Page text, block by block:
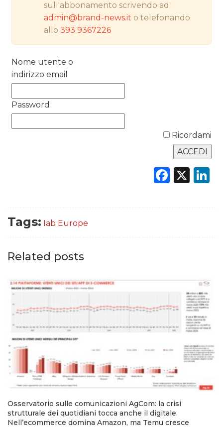
NORMATIVE
CASE HISTORY
OPINIONI
sull'abbonamento scrivendo ad
admin@brand-news.it o telefonando
allo393 9367226
Nome utente o
indirizzo email
Password
Ricordami
X
Tags: Iab Europe
Related posts
Osservatorio sulle comunicazioni AgCom: la crisi
strutturale dei quotidiani tocca anche il digitale.
Nell’ecommerce domina Amazon, ma Temu cresce